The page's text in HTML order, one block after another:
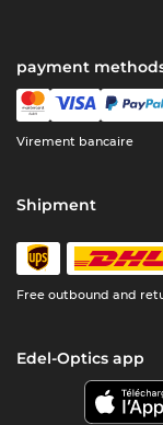
payment
Virement bancaire
Shipment
Free outbound and
Edel-Optics app